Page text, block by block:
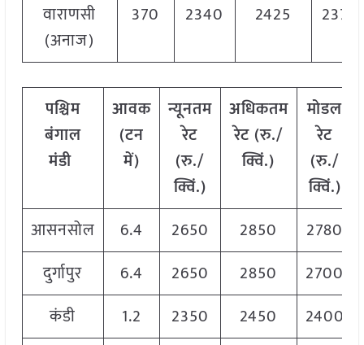
वाराणसी
(अनाज)
370 2340 2425 2375
पश्चिम
बंगाल
मंडी
आवक
(टन
में)
न्यूनतम
रेट
(रु./
क्विं.)
अधिकतम
रेट (रु./
क्विं.)
मोडल
रेट
(रु./
क्विं.)
आसनसोल
6.4 2650 2850
2780
दुर्गापुर
6.4 2650 2850
2700
कंडी
1.2 2350 2450
2400